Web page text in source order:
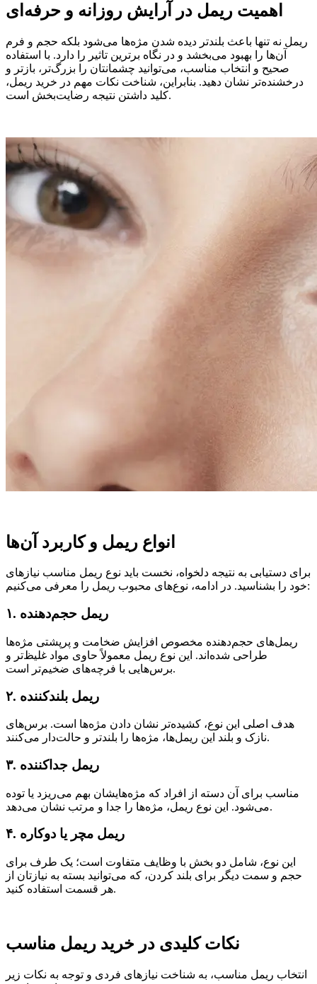
اهمیت ریمل در آرایش روزانه و حرفه‌ای
ریمل نه تنها باعث بلندتر دیده شدن مژه‌ها می‌شود بلکه حجم و فرم
آن‌ها را بهبود می‌بخشد و در نگاه برترین تاثیر را دارد. با استفاده
صحیح و انتخاب مناسب، می‌توانید چشمانتان را بزرگ‌تر، بازتر و
درخشنده‌تر نشان دهید. بنابراین، شناخت نکات مهم در خرید ریمل،
کلید داشتن نتیجه رضایت‌بخش است.
انواع ریمل و کاربرد آن‌ها
برای دستیابی به نتیجه دلخواه، نخست باید نوع ریمل مناسب نیازهای
خود را بشناسید. در ادامه، نوع‌های محبوب ریمل را معرفی می‌کنیم:
۱. ریمل حجم‌دهنده
ریمل‌های حجم‌دهنده مخصوص افزایش ضخامت و پرپشتی مژه‌ها
طراحی شده‌اند. این نوع ریمل معمولاً حاوی مواد غلیظ‌تر و
برس‌هایی با فرچه‌های ضخیم‌تر است.
۲. ریمل بلندکننده
هدف اصلی این نوع، کشیده‌تر نشان دادن مژه‌ها است. برس‌های
نازک و بلند این ریمل‌ها، مژه‌ها را بلندتر و حالت‌دار می‌کنند.
۳. ریمل جداکننده
مناسب برای آن دسته از افراد که مژه‌هایشان بهم می‌ریزد یا توده
می‌شود. این نوع ریمل، مژه‌ها را جدا و مرتب نشان می‌دهد.
۴. ریمل مچر یا دوکاره
این نوع، شامل دو بخش با وظایف متفاوت است؛ یک طرف برای
حجم و سمت دیگر برای بلند کردن، که می‌توانید بسته به نیازتان از
هر قسمت استفاده کنید.
نکات کلیدی در خرید ریمل مناسب
انتخاب ریمل مناسب، به شناخت نیازهای فردی و توجه به نکات زیر